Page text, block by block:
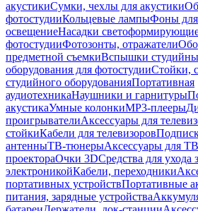
акустикиСумки, чехлы для акустики
фотостудииКольцевые лампыФоны для
освещениеНасадки
фотостудииФотозонты, отражатели
предметной съемкиВспышки
оборудования для фотостудииСтойки,
студийного оборудованияПортативная
аудиотехникаНаушники и гарнитуры
акустикаУмные колонкиMP3-плееры
проигрывателиАксессуары для
стойкиКабели для телевизоров
антенныТВ-тюнерыАксессуары для ТВ
проектораОчки 3DСредства для ухода
электроникойКабели, переходники
портативных устройствПортативные
питания, зарядные устройства